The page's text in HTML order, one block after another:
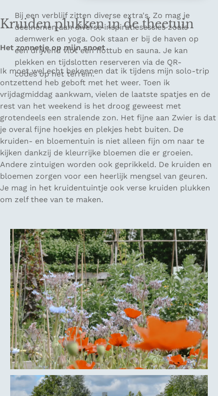
Bij een verblijf zitten diverse extra's. Zo mag je
deelnemen aan diverse inspiratiesessies zoals
ademwerk en yoga. Ook staan er bij de haven op
een drijvend vlot een hottub en sauna. Je kan
plekken en tijdslotten reserveren via de QR-
codes op het terrein.
Kruiden plukken in de theetuin
Het zonnetje op mijn snoet
Ik moet wel echt bekennen dat ik tijdens mijn solo-trip
ontzettend heb geboft met het weer. Toen ik
vrijdagmiddag aankwam, vielen de laatste spatjes en de
rest van het weekend is het droog geweest met
grotendeels een stralende zon. Het fijne aan Zwier is dat
je overal fijne hoekjes en plekjes hebt buiten. De
kruiden- en bloementuin is niet alleen fijn om naar te
kijken dankzij de kleurrijke bloemen die er groeien.
Andere zintuigen worden ook geprikkeld. De kruiden en
bloemen zorgen voor een heerlijk mengsel van geuren.
Je mag in het kruidentuintje ook verse kruiden plukken
om zelf thee van te maken.